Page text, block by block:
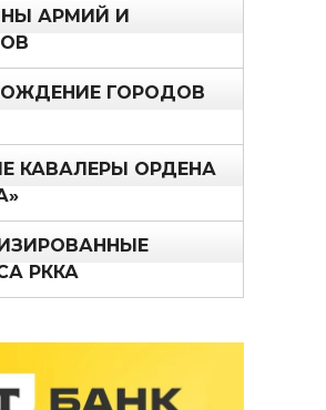
АРМИЙ И
ГОРОДОВ
КАВАЛЕРЫ ОРДЕНА
РККА